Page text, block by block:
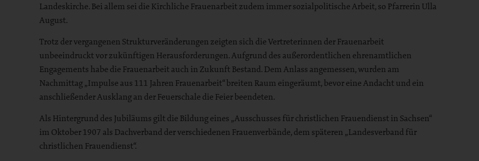
Landeskirche. Bei allem sei die Kirchliche Frauenarbeit zudem immer sozialpolitische Arbeit, so Pfarrerin Ulla
August.
Trotz der vergangenen Strukturveränderungen zeigten sich die Vertreterinnen der Frauenarbeit
unbeeindruckt vor zukünftigen Herausforderungen. Aufgrund des außerordentlichen ehrenamtlichen
Engagements habe die Frauenarbeit auch in Zukunft Bestand. Dem Anlass angemessen, wurden am
Nachmittag „Impulse aus 111 Jahren Frauenarbeit“ breiten Raum eingeräumt, bevor eine Andacht und ein
anschließender Ausklang an der Feuerschale die Feier beendeten.
Als Hintergrund des Jubiläums gilt die Bildung eines „Ausschusses für christlichen Frauendienst in Sachsen“
im Oktober 1907 als Dachverband der verschiedenen Frauenverbände, dem späteren „Landesverband für
christlichen Frauendienst“.